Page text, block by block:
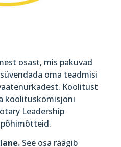
osast, mis pakuvad
oma teadmisi
Koolitust
koolituskomisjoni
Leadership
See osa räägib